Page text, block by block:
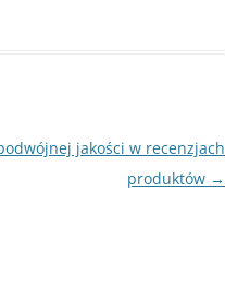
jakości w recenzjach
produktów →